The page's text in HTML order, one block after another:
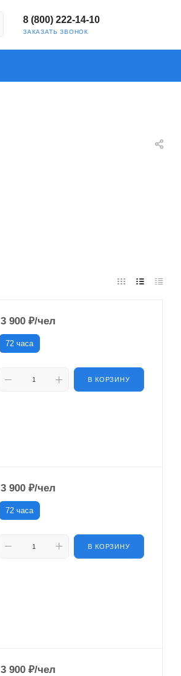
8 (800) 222-14-10
ЗАКАЗАТЬ ЗВОНОК
3 900 ₽/чел
72 часа
В КОРЗИНУ
3 900 ₽/чел
72 часа
В КОРЗИНУ
3 900 ₽/чел